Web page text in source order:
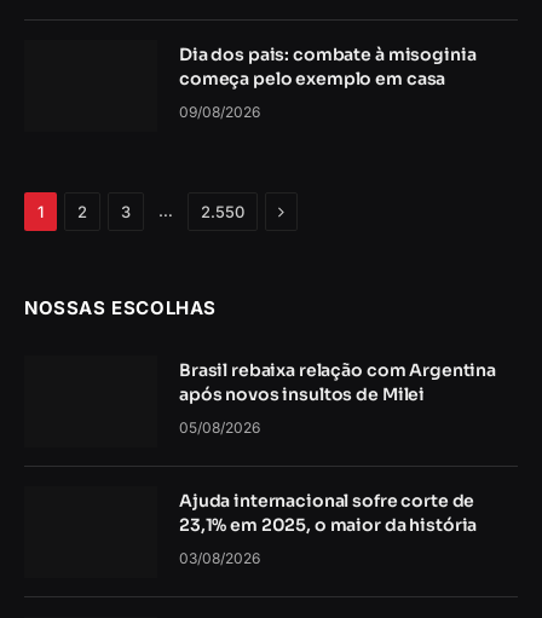
Dia dos pais: combate à misoginia
começa pelo exemplo em casa
09/08/2026
1 2 3 … 2.550 Próximo
NOSSAS ESCOLHAS
Brasil rebaixa relação com Argentina
após novos insultos de Milei
05/08/2026
Ajuda internacional sofre corte de
23,1% em 2025, o maior da história
03/08/2026